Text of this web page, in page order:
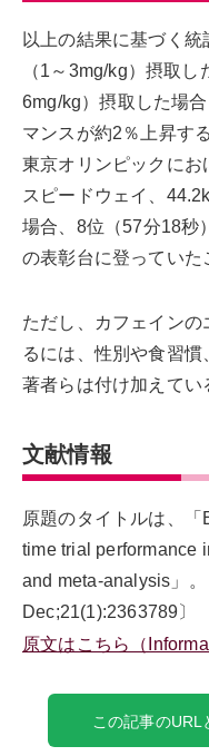
以上の結果に基づく
（1～3mg/kg）摂取
6mg/kg）摂取した場
マンスが約2％上昇す
東京オリンピックに
スピードウェイ、
場合、8位（57分18秒
の表彰台に登っていた
ただし、カフェイン
るには、性別や食習慣
著者らは付け加えてい
文献情報
原題のタイトルは、
time trial performance
and meta-analysis」
Dec;21(1):2363789〕
原文はこちら（Informa
この記事のURL